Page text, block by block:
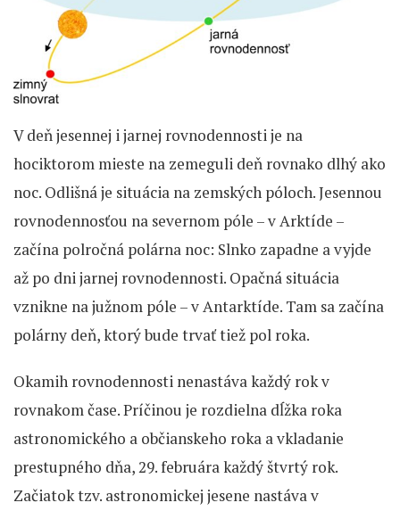
V deň jesennej i jarnej rovnodennosti je na
hociktorom mieste na zemeguli deň rovnako dlhý ako
noc. Odlišná je situácia na zemských póloch. Jesennou
rovnodennosťou na severnom póle – v Arktíde –
začína polročná polárna noc: Slnko zapadne a vyjde
až po dni jarnej rovnodennosti. Opačná situácia
vznikne na južnom póle – v Antarktíde. Tam sa začína
polárny deň, ktorý bude trvať tiež pol roka.
Okamih rovnodennosti nenastáva každý rok v
rovnakom čase. Príčinou je rozdielna dĺžka roka
astronomického a občianskeho roka a vkladanie
prestupného dňa, 29. februára každý štvrtý rok.
Začiatok tzv. astronomickej jesene nastáva v